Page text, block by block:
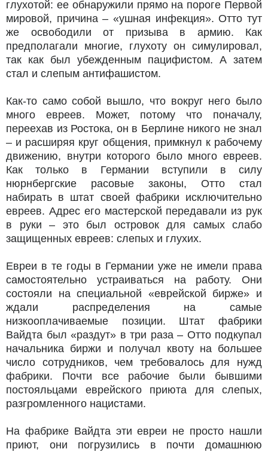
глухотой: ее обнаружили прямо на пороге Первой
мировой, причина – «ушная инфекция». Отто тут
же освободили от призыва в армию. Как
предполагали многие, глухоту он симулировал,
так как был убежденным пацифистом. А затем
стал и слепым антифашистом.
Как-то само собой вышло, что вокруг него было
много евреев. Может, потому что поначалу,
переехав из Ростока, он в Берлине никого не знал
– и расширяя круг общения, примкнул к рабочему
движению, внутри которого было много евреев.
Как только в Германии вступили в силу
нюрнбергские расовые законы, Отто стал
набирать в штат своей фабрики исключительно
евреев. Адрес его мастерской передавали из рук
в руки – это был островок для самых слабо
защищенных евреев: слепых и глухих.
Евреи в те годы в Германии уже не имели права
самостоятельно устраиваться на работу. Они
состояли на специальной «еврейской бирже» и
ждали распределения на самые
низкооплачиваемые позиции. Штат фабрики
Вайдта был «раздут» в три раза – Отто подкупал
начальника биржи и получал квоту на большее
число сотрудников, чем требовалось для нужд
фабрики. Почти все рабочие были бывшими
постояльцами еврейского приюта для слепых,
разгромленного нацистами.
На фабрике Вайдта эти евреи не просто нашли
приют, они погрузились в почти домашнюю